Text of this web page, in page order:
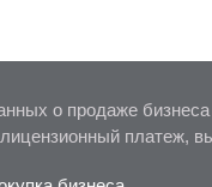
о продаже
платеж,